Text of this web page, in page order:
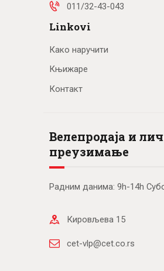
011/32-43-043
Linkovi
Како наручити
Књижаре
Контакт
Велепродаја и
преузимање
Радним данима: 9h-14h
Кировљева 15
cet-vlp@cet.co.rs